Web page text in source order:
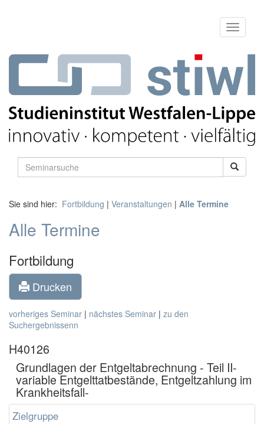
Sie sind hier: Fortbildung | Veranstaltungen | Alle Termine
Alle Termine
Fortbildung
Drucken
vorheriges Seminar | nächstes Seminar | zu den
Suchergebnissenn
H40126
Grundlagen der Entgeltabrechnung - Teil II-
variable Entgelttatbestände, Entgeltzahlung im
Krankheitsfall-
Zielgruppe